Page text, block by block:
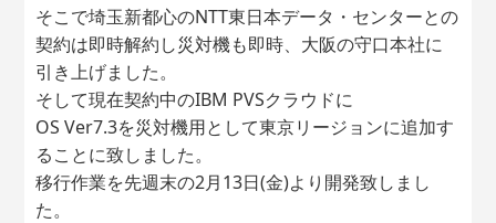
そこで埼玉新都心のNTT東日本データ・センターとの
契約は即時解約し災対機も即時、大阪の守口本社に
引き上げました。
そして現在契約中のIBM PVSクラウドに
OS Ver7.3を災対機用として東京リージョンに追加す
ることに致しました。
移行作業を先週末の2月13日(金)より開発致しまし
た。